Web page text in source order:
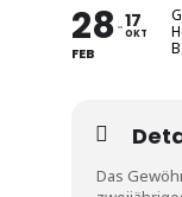
28
FEB
17
OKT
Das